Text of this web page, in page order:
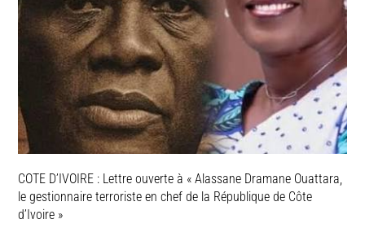
COTE D’IVOIRE : Lettre ouverte à « Alassane Dramane Ouattara,
le gestionnaire terroriste en chef de la République de Côte
d’Ivoire »